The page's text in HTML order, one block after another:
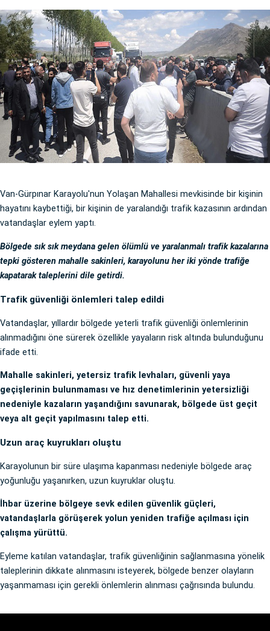
Van-Gürpınar Karayolu'nun Yolaşan Mahallesi mevkisinde bir kişinin
hayatını kaybettiği, bir kişinin de yaralandığı trafik kazasının ardından
vatandaşlar eylem yaptı.
Bölgede sık sık meydana gelen ölümlü ve yaralanmalı trafik kazalarına
tepki gösteren mahalle sakinleri, karayolunu her iki yönde trafiğe
kapatarak taleplerini dile getirdi.
Trafik güvenliği önlemleri talep edildi
Vatandaşlar, yıllardır bölgede yeterli trafik güvenliği önlemlerinin
alınmadığını öne sürerek özellikle yayaların risk altında bulunduğunu
ifade etti.
Mahalle sakinleri, yetersiz trafik levhaları, güvenli yaya
geçişlerinin bulunmaması ve hız denetimlerinin yetersizliği
nedeniyle kazaların yaşandığını savunarak, bölgede üst geçit
veya alt geçit yapılmasını talep etti.
Uzun araç kuyrukları oluştu
Karayolunun bir süre ulaşıma kapanması nedeniyle bölgede araç
yoğunluğu yaşanırken, uzun kuyruklar oluştu.
İhbar üzerine bölgeye sevk edilen güvenlik güçleri,
vatandaşlarla görüşerek yolun yeniden trafiğe açılması için
çalışma yürüttü.
Eyleme katılan vatandaşlar, trafik güvenliğinin sağlanmasına yönelik
taleplerinin dikkate alınmasını isteyerek, bölgede benzer olayların
yaşanmaması için gerekli önlemlerin alınması çağrısında bulundu.